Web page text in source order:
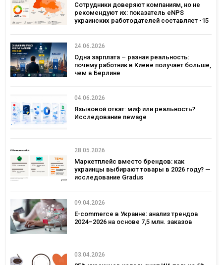
Сотрудники доверяют компаниям, но не
рекомендуют их: показатель eNPS
украинских работодателей составляет -15
24.06.2026
Одна зарплата – разная реальность:
почему работник в Киеве получает больше,
чем в Берлине
04.06.2026
Языковой откат: миф или реальность?
Исследование newage
28.05.2026
Маркетплейс вместо брендов: как
украинцы выбирают товары в 2026 году? —
исследование Gradus
09.04.2026
E-commerce в Украине: анализ трендов
2024–2026 на основе 7,5 млн. заказов
03.04.2026